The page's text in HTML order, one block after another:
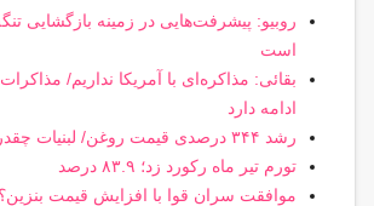
روبیو: پیشرفت‌هایی در زمینه بازگشایی
است
بقائی: مذاکره‌ای با آمریکا نداریم/
ادامه دارد
رشد ۳۴۴ درصدی قیمت روغن/ لبنیات چقدر گران شد؟
تورم تیر ماه رکورد زد؛ ۸۳.۹ درصد
موافقت سران قوا با افزایش قیمت بنزین؟